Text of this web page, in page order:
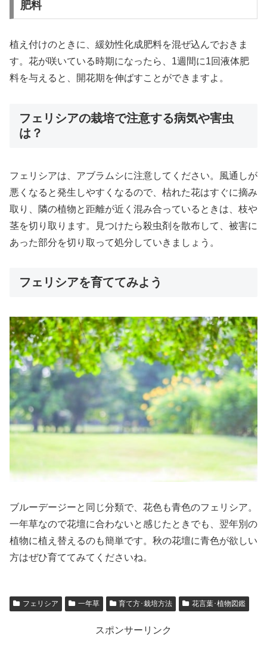
肥料
植え付けのときに、緩効性化成肥料を混ぜ込んでおきま
す。花が咲いている時期になったら、1週間に1回液体肥
料を与えると、開花期を伸ばすことができますよ。
フェリシアの栽培で注意する病気や害虫
は？
フェリシアは、アブラムシに注意してください。風通しが
悪くなると発生しやすくなるので、枯れた花はすぐに摘み
取り、隣の植物と距離が近く混み合っているときは、枝や
茎を切り取ります。見つけたら殺虫剤を散布して、被害に
あった部分を切り取って処分していきましょう。
フェリシアを育ててみよう
ブルーデージーと同じ分類で、花色も青色のフェリシア。
一年草なので花壇に合わないと感じたときでも、翌年別の
植物に植え替えるのも簡単です。秋の花壇に青色が欲しい
方はぜひ育ててみてくださいね。
フェリシア 一年草 育て方･栽培方法 花言葉･植物図鑑
スポンサーリンク